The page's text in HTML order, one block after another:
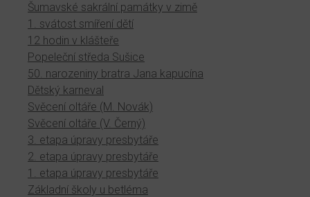
Šumavské sakrální památky v zimě
1. svátost smíření dětí
12 hodin v klášteře
Popeleční středa Sušice
50. narozeniny bratra Jana kapucína
Dětský karneval
Svěcení oltáře (M. Novák)
Svěcení oltáře (V. Černý)
3. etapa úpravy presbytáře
2. etapa úpravy presbytáře
1. etapa úpravy presbytáře
Základní školy u betléma